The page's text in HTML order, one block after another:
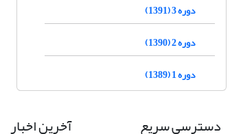
دوره 3 (1391)
دوره 2 (1390)
دوره 1 (1389)
دسترسی سریع آخرین اخبار